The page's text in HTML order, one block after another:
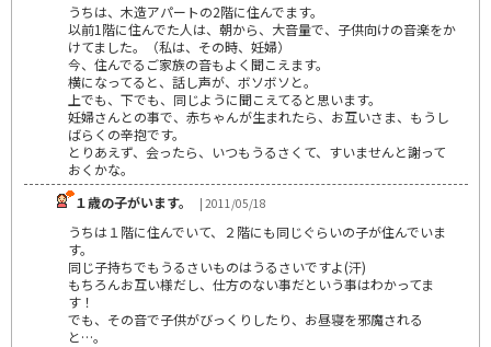
うちは、木造アパートの2階に住んでます。
以前1階に住んでた人は、朝から、大音量で、子供向けの音楽をか
けてました。（私は、その時、妊婦）
今、住んでるご家族の音もよく聞こえます。
横になってると、話し声が、ボソボソと。
上でも、下でも、同じように聞こえてると思います。
妊婦さんとの事で、赤ちゃんが生まれたら、お互いさま、もうし
ばらくの辛抱です。
とりあえず、会ったら、いつもうるさくて、すいませんと謝って
おくかな。
１歳の子がいます。
| 2011/05/18
うちは１階に住んでいて、２階にも同じぐらいの子が住んでいま
す。
同じ子持ちでもうるさいものはうるさいですよ(汗)
もちろんお互い様だし、仕方のない事だという事はわかってま
す！
でも、その音で子供がびっくりしたり、お昼寝を邪魔される
と…。